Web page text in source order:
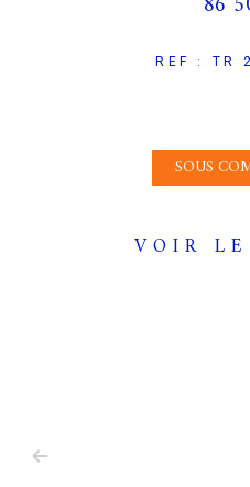
REF : TR
SOUS
VOIR